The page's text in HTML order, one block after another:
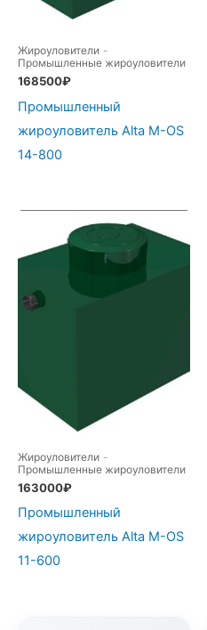
Жироуловители -
Промышленные жироуловители
168500₽
Промышленный
жироуловитель Alta М-OS
14-800
Жироуловители -
Промышленные жироуловители
163000₽
Промышленный
жироуловитель Alta М-OS
11-600